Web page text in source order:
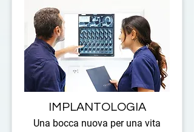
IMPLANTOLOGIA
Una bocca nuova per una vita